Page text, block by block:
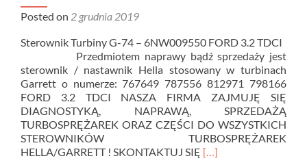
Posted on 2 grudnia 2019
Sterownik Turbiny G-74 – 6NW009550 FORD 3.2 TDCI
Przedmiotem naprawy bądź sprzedaży jest
sterownik / nastawnik Hella stosowany w turbinach
Garrett o numerze: 767649 787556 812971 798166
FORD 3.2 TDCI NASZA FIRMA ZAJMUJĘ SIĘ
DIAGNOSTYKĄ, NAPRAWĄ, SPRZEDAŻĄ
TURBOSPRĘŻAREK ORAZ CZĘŚCI DO WSZYSTKICH
STEROWNIKÓW TURBOSPRĘŻAREK
HELLA/GARRETT ! SKONTAKTUJ SIĘ Read
[…]